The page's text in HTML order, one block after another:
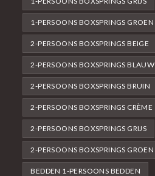
1-PERSOONS BOXSPRINGS GROEN
2-PERSOONS BOXSPRINGS BEIGE
2-PERSOONS BOXSPRINGS BLAUW
2-PERSOONS BOXSPRINGS BRUIN
2-PERSOONS BOXSPRINGS CRÈME
2-PERSOONS BOXSPRINGS GRIJS
2-PERSOONS BOXSPRINGS GROEN
BEDDEN 1-PERSOONS BEDDEN